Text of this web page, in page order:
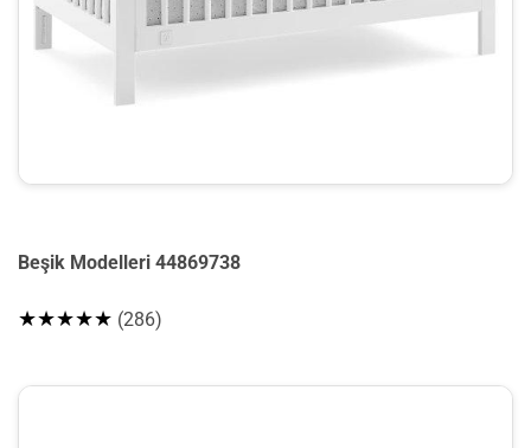
Beşik Modelleri 44869738
★★★★★ (286)